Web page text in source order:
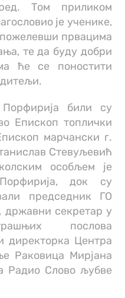
Том приликом
је ученике,
првацима
те да буду добри
ће се поностити
били су
Епископ топлички
марчански г.
Стевуљевић
особљем је
док су
председник ГО
секретар у
послова
директорка Центра
Раковица Мирјана
Радио Слово љубве